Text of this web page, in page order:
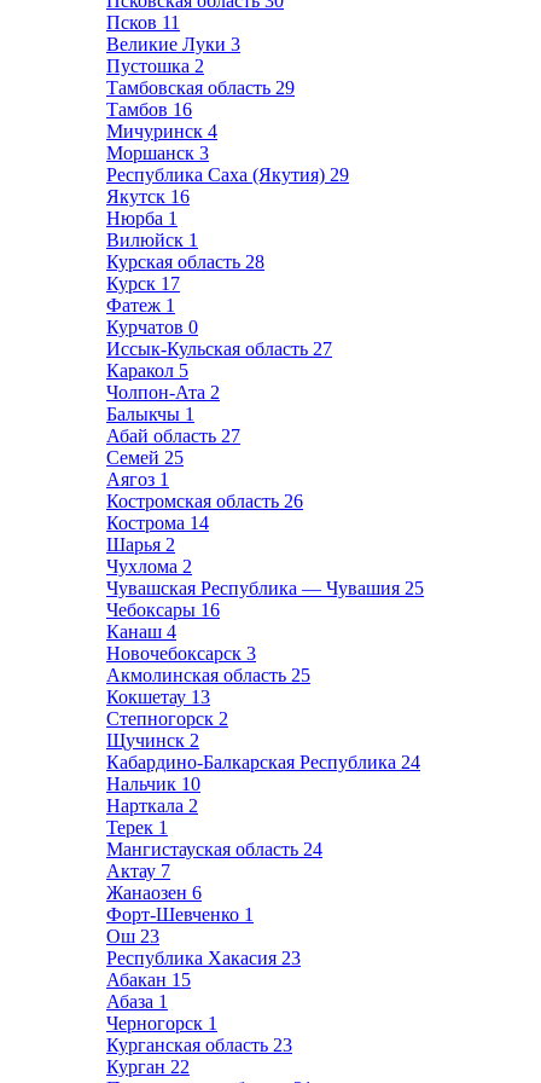
Псков 11
Великие Луки 3
Пустошка 2
Тамбовская область 29
Тамбов 16
Мичуринск 4
Моршанск 3
Республика Саха (Якутия) 29
Якутск 16
Нюрба 1
Вилюйск 1
Курская область 28
Курск 17
Фатеж 1
Курчатов 0
Иссык-Кульская область 27
Каракол 5
Чолпон-Ата 2
Балыкчы 1
Абай область 27
Семей 25
Аягоз 1
Костромская область 26
Кострома 14
Шарья 2
Чухлома 2
Чувашская Республика — Чувашия 25
Чебоксары 16
Канаш 4
Новочебоксарск 3
Акмолинская область 25
Кокшетау 13
Степногорск 2
Щучинск 2
Кабардино-Балкарская Республика 24
Нальчик 10
Нарткала 2
Терек 1
Мангистауская область 24
Актау 7
Жанаозен 6
Форт-Шевченко 1
Ош 23
Республика Хакасия 23
Абакан 15
Абаза 1
Черногорск 1
Курганская область 23
Курган 22